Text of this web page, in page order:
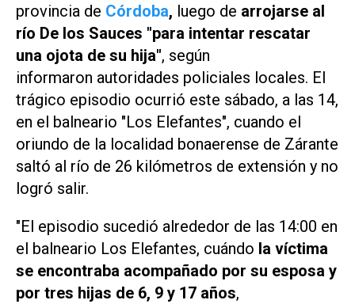
provincia de Córdoba, luego de arrojarse al
río De los Sauces "para intentar rescatar
una ojota de su hija", según
informaron autoridades policiales locales. El
trágico episodio ocurrió este sábado, a las 14,
en el balneario "Los Elefantes", cuando el
oriundo de la localidad bonaerense de Zárante
saltó al río de 26 kilómetros de extensión y no
logró salir.
"El episodio sucedió alrededor de las 14:00 en
el balneario Los Elefantes, cuándo la víctima
se encontraba acompañado por su esposa y
por tres hijas de 6, 9 y 17 años,